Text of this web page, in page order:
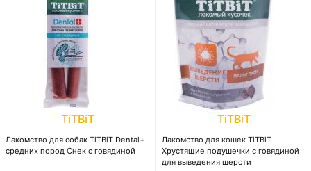
TiTBiT
Лакомство для собак TiTBiT Dental+
средних пород Снек с говядиной
TiTBiT
Лакомство для кошек TiTBiT
Хрустящие подушечки с говядиной
для выведения шерсти